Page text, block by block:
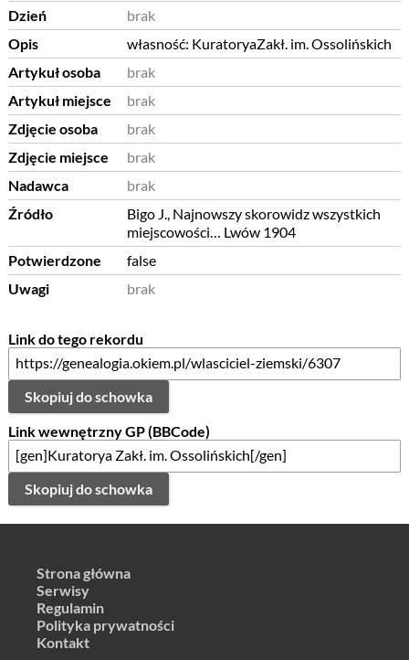
Dzień
brak
Opis
własność: KuratoryaZakł. im. Ossolińskich
Artykuł osoba
brak
Artykuł miejsce
brak
Zdjęcie osoba
brak
Zdjęcie miejsce
brak
Nadawca
brak
Źródło
Bigo J., Najnowszy skorowidz wszystkich
miejscowości… Lwów 1904
Potwierdzone
false
Uwagi
brak
Link do tego rekordu
Skopiuj do schowka
Link wewnętrzny GP (BBCode)
Skopiuj do schowka
Strona główna
Serwisy
Regulamin
Polityka prywatności
Kontakt